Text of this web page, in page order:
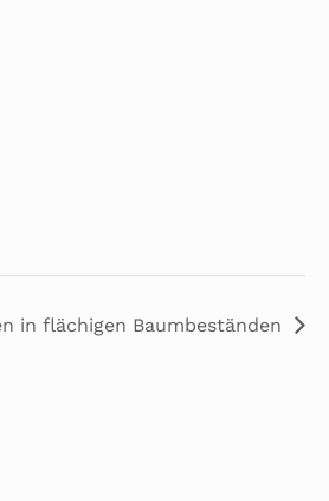
in flächigen Baumbeständen